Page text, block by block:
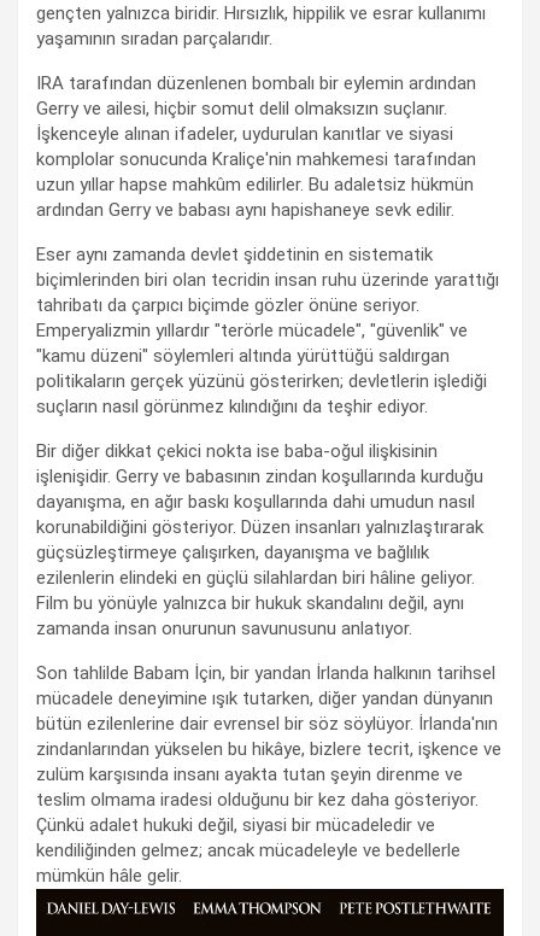
gençten yalnızca biridir. Hırsızlık, hippilik ve esrar kullanımı
yaşamının sıradan parçalarıdır.
IRA tarafından düzenlenen bombalı bir eylemin ardından
Gerry ve ailesi, hiçbir somut delil olmaksızın suçlanır.
İşkenceyle alınan ifadeler, uydurulan kanıtlar ve siyasi
komplolar sonucunda Kraliçe'nin mahkemesi tarafından
uzun yıllar hapse mahkûm edilirler. Bu adaletsiz hükmün
ardından Gerry ve babası aynı hapishaneye sevk edilir.
Eser aynı zamanda devlet şiddetinin en sistematik
biçimlerinden biri olan tecridin insan ruhu üzerinde yarattığı
tahribatı da çarpıcı biçimde gözler önüne seriyor.
Emperyalizmin yıllardır "terörle mücadele", "güvenlik" ve
"kamu düzeni" söylemleri altında yürüttüğü saldırgan
politikaların gerçek yüzünü gösterirken; devletlerin işlediği
suçların nasıl görünmez kılındığını da teşhir ediyor.
Bir diğer dikkat çekici nokta ise baba-oğul ilişkisinin
işlenişidir. Gerry ve babasının zindan koşullarında kurduğu
dayanışma, en ağır baskı koşullarında dahi umudun nasıl
korunabildiğini gösteriyor. Düzen insanları yalnızlaştırarak
güçsüzleştirmeye çalışırken, dayanışma ve bağlılık
ezilenlerin elindeki en güçlü silahlardan biri hâline geliyor.
Film bu yönüyle yalnızca bir hukuk skandalını değil, aynı
zamanda insan onurunun savunusunu anlatıyor.
Son tahlilde Babam İçin, bir yandan İrlanda halkının tarihsel
mücadele deneyimine ışık tutarken, diğer yandan dünyanın
bütün ezilenlerine dair evrensel bir söz söylüyor. İrlanda'nın
zindanlarından yükselen bu hikâye, bizlere tecrit, işkence ve
zulüm karşısında insanı ayakta tutan şeyin direnme ve
teslim olmama iradesi olduğunu bir kez daha gösteriyor.
Çünkü adalet hukuki değil, siyasi bir mücadeledir ve
kendiliğinden gelmez; ancak mücadeleyle ve bedellerle
mümkün hâle gelir.